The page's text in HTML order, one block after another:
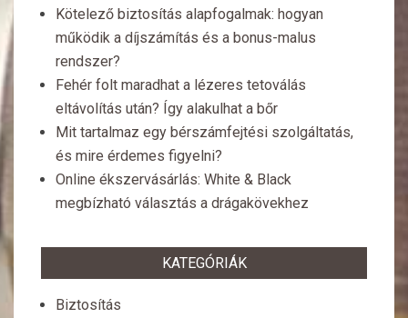
Kötelező biztosítás alapfogalmak: hogyan
működik a díjszámítás és a bonus-malus
rendszer?
Fehér folt maradhat a lézeres tetoválás
eltávolítás után? Így alakulhat a bőr
Mit tartalmaz egy bérszámfejtési szolgáltatás,
és mire érdemes figyelni?
Online ékszervásárlás: White & Black
megbízható választás a drágakövekhez
KATEGÓRIÁK
Biztosítás